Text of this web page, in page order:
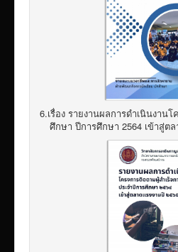
6.เรื่อง รายงานผลการดำเนินงาน
ศึกษา ปีการศึกษา 2564 เข้าสู่ตล